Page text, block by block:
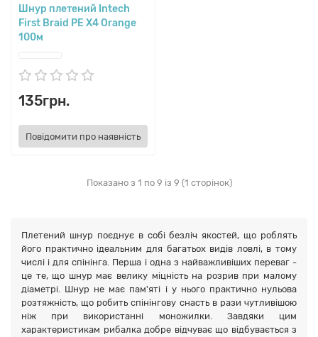
Шнур плетений Intech
First Braid PE X4 Orange
100м
135грн.
Повідомити про наявність
Показано з 1 по 9 із 9 (1 сторінок)
Плетений шнур поєднує в собі безліч якостей, що роблять
його практично ідеальним для багатьох видів ловлі, в тому
числі і для спінінга. Перша і одна з найважливіших переваг -
це те, що шнур має велику міцність на розрив при малому
діаметрі. Шнур не має пам'яті і у нього практично нульова
розтяжність, що робить спінінгову снасть в рази чутливішою
ніж при використанні моножилки. Завдяки цим
характеристикам рибалка добре відчуває що відбувається з